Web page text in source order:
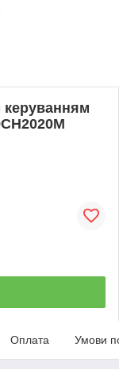
керуванням
Оплата Умови